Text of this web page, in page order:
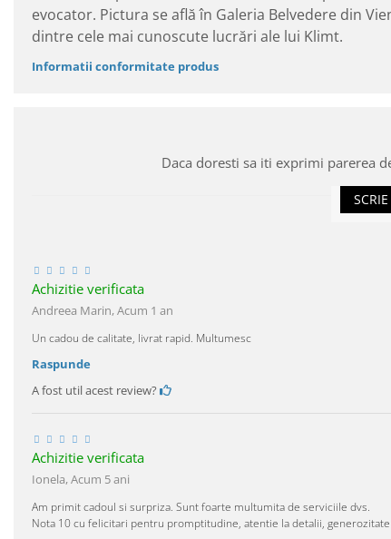
evocator. Pictura se află în Galeria Belvedere din
dintre cele mai cunoscute lucrări ale lui Klimt.
Informatii conformitate produs
Daca doresti sa iti exprimi parerea
Achizitie verificata
Andreea Marin,Acum 1 an
Un cadou de calitate, livrat rapid. Multumesc
Raspunde
A fost util acest review?
Achizitie verificata
Ionela,Acum 5 ani
Am primit cadoul si surpriza. Sunt foarte multumita de serviciile dvs.
Nota 10 cu felicitari pentru promptitudine, atentie la detalii,